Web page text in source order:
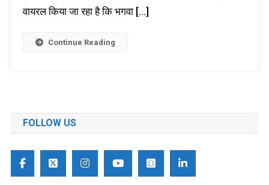
वायरल किया जा रहा है कि भगवा […]
Continue Reading
FOLLOW US